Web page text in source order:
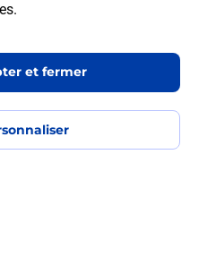
.
et fermer
PACE PACE